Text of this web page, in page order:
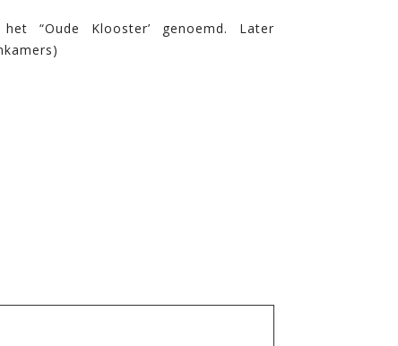
“Oude Klooster’ genoemd. Later